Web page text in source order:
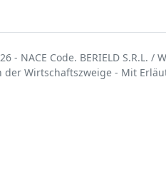
- NACE Code. BERIELD S.R.L. /
der Wirtschaftszweige - Mit